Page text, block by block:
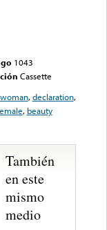
1043
Cassette
woman,declaration,
, beauty
También
en este
mismo
medio